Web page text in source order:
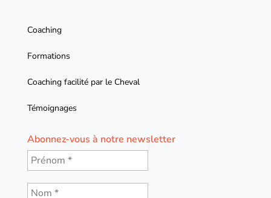
Coaching
Formations
Coaching facilité par le Cheval
Témoignages
Abonnez-vous à notre newsletter